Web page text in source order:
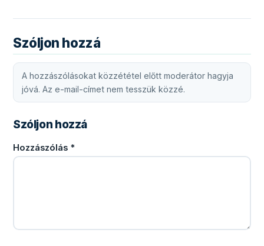
Szóljon hozzá
A hozzászólásokat közzététel előtt moderátor hagyja
jóvá. Az e-mail-címet nem tesszük közzé.
Szóljon hozzá
Hozzászólás *